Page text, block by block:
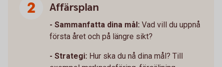
Affärsplan
- Sammanfatta dina mål: Vad vill du uppnå
första året och på längre sikt?
- Strategi: Hur ska du nå dina mål? Till